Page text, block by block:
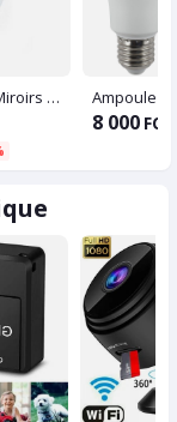
Autocollant De Miroirs Adhésifs De Forme Ovale, Pour Mur Sur Carrelage De Salle De Bain (45*35cm) Ampoule
8 000